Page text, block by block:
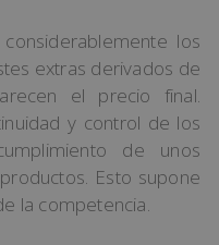
los
extras derivados de
el precio final.
y control de los
de unos
Esto supone
la competencia.